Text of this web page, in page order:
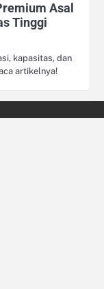
Asal
Tinggi
kapasitas, dan
artikelnya!